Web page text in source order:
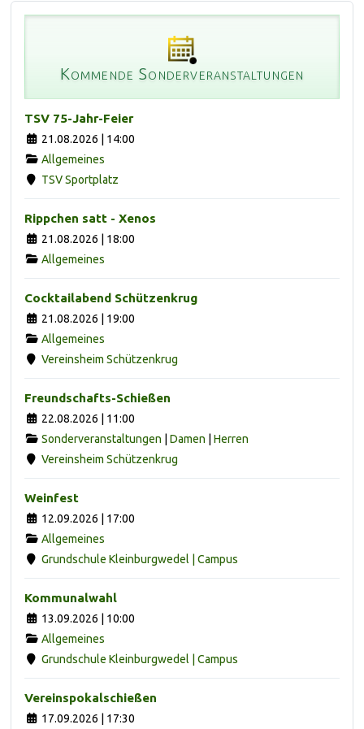
Kommende Sonderveranstaltungen
TSV 75-Jahr-Feier
21.08.2026 | 14:00
Allgemeines
TSV Sportplatz
Rippchen satt - Xenos
21.08.2026 | 18:00
Allgemeines
Cocktailabend Schützenkrug
21.08.2026 | 19:00
Allgemeines
Vereinsheim Schützenkrug
Freundschafts-Schießen
22.08.2026 | 11:00
Sonderveranstaltungen
Damen
Herren
Vereinsheim Schützenkrug
Weinfest
12.09.2026 | 17:00
Allgemeines
Grundschule Kleinburgwedel | Campus
Kommunalwahl
13.09.2026 | 10:00
Allgemeines
Grundschule Kleinburgwedel | Campus
Vereinspokalschießen
17.09.2026 | 17:30